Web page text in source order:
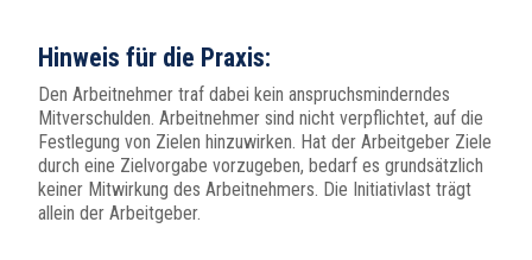
Hinweis für die Praxis:
Den Arbeitnehmer traf dabei kein anspruchsminderndes
Mitverschulden. Arbeitnehmer sind nicht verpflichtet, auf die
Festlegung von Zielen hinzuwirken. Hat der Arbeitgeber Ziele
durch eine Zielvorgabe vorzugeben, bedarf es grundsätzlich
keiner Mitwirkung des Arbeitnehmers. Die Initiativlast trägt
allein der Arbeitgeber.